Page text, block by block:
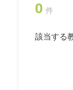
0 件
該当する